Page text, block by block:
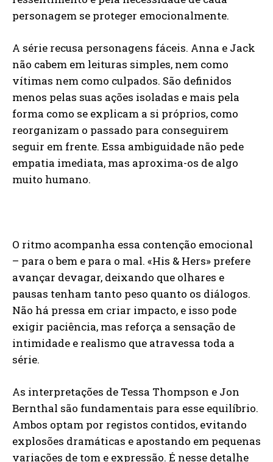
personagem se proteger emocionalmente.
A série recusa personagens fáceis. Anna e Jack
não cabem em leituras simples, nem como
vítimas nem como culpados. São definidos
menos pelas suas ações isoladas e mais pela
forma como se explicam a si próprios, como
reorganizam o passado para conseguirem
seguir em frente. Essa ambiguidade não pede
empatia imediata, mas aproxima-os de algo
muito humano.
O ritmo acompanha essa contenção emocional
– para o bem e para o mal. «His & Hers» prefere
avançar devagar, deixando que olhares e
pausas tenham tanto peso quanto os diálogos.
Não há pressa em criar impacto, e isso pode
exigir paciência, mas reforça a sensação de
intimidade e realismo que atravessa toda a
série.
As interpretações de Tessa Thompson e Jon
Bernthal são fundamentais para esse equilíbrio.
Ambos optam por registos contidos, evitando
explosões dramáticas e apostando em pequenas
variações de tom e expressão. É nesse detalhe